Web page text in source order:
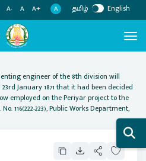
A- A A+ A தமிழ் English
engineer of the 8th division will
January 1871 that it had been decided
employed on the Periyar project to the
116(222-223), Public Works Department,